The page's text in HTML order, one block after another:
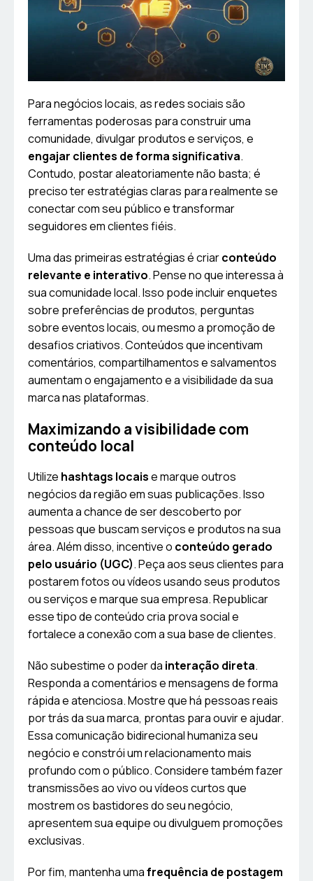
Para negócios locais, as redes sociais são
ferramentas poderosas para construir uma
comunidade, divulgar produtos e serviços, e
engajar clientes de forma significativa.
Contudo, postar aleatoriamente não basta; é
preciso ter estratégias claras para realmente se
conectar com seu público e transformar
seguidores em clientes fiéis.
Uma das primeiras estratégias é criarconteúdo
relevante e interativo. Pense no que interessa à
sua comunidade local. Isso pode incluir enquetes
sobre preferências de produtos, perguntas
sobre eventos locais, ou mesmo a promoção de
desafios criativos. Conteúdos que incentivam
comentários, compartilhamentos e salvamentos
aumentam o engajamento e a visibilidade da sua
marca nas plataformas.
Maximizando a visibilidade com
conteúdo local
Utilize hashtags locaise marque outros
negócios da região em suas publicações. Isso
aumenta a chance de ser descoberto por
pessoas que buscam serviços e produtos na sua
área. Além disso, incentive o conteúdo gerado
pelo usuário (UGC). Peça aos seus clientes para
postarem fotos ou vídeos usando seus produtos
ou serviços e marque sua empresa. Republicar
esse tipo de conteúdo cria prova social e
fortalece a conexão com a sua base de clientes.
Não subestime o poder da interação direta.
Responda a comentários e mensagens de forma
rápida e atenciosa. Mostre que há pessoas reais
por trás da sua marca, prontas para ouvir e ajudar.
Essa comunicação bidirecional humaniza seu
negócio e constrói um relacionamento mais
profundo com o público. Considere também fazer
transmissões ao vivo ou vídeos curtos que
mostrem os bastidores do seu negócio,
apresentem sua equipe ou divulguem promoções
exclusivas.
Por fim, mantenha umafrequência de postagem